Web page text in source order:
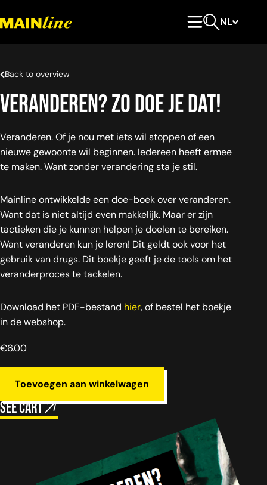
NL
Back to overview
Veranderen? Zo doe je dat!
Veranderen. Of je nou met iets wil stoppen of een
nieuwe gewoonte wil beginnen. Iedereen heeft ermee
te maken. Want zonder verandering sta je stil.
Mainline ontwikkelde een doe-boek over veranderen.
Want dat is niet altijd even makkelijk. Maar er zijn
tactieken die je kunnen helpen je doelen te bereiken.
Want veranderen kun je leren! Dit geldt ook voor het
gebruik van drugs. Dit boekje geeft je de tools om het
veranderproces te tackelen.
Download het PDF-bestand hier, of bestel het boekje
in de webshop.
€6.00
Toevoegen aan winkelwagen
See cart